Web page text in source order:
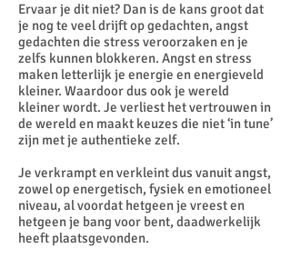
Ervaar je dit niet? Dan is de kans groot dat
je nog te veel drijft op gedachten, angst
gedachten die stress veroorzaken en je
zelfs kunnen blokkeren. Angst en stress
maken letterlijk je energie en energieveld
kleiner. Waardoor dus ook je wereld
kleiner wordt. Je verliest het vertrouwen in
de wereld en maakt keuzes die niet ‘in tune’
zijn met je authentieke zelf.
Je verkrampt en verkleint dus vanuit angst,
zowel op energetisch, fysiek en emotioneel
niveau, al voordat hetgeen je vreest en
hetgeen je bang voor bent, daadwerkelijk
heeft plaatsgevonden.